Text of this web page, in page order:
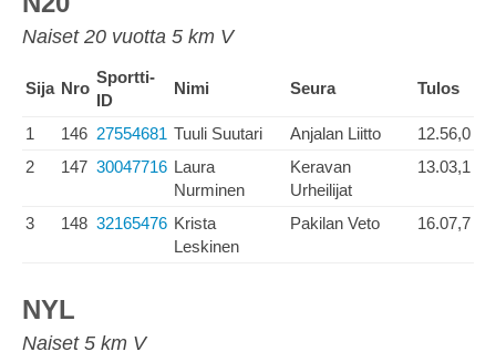
Naiset 20 vuotta 5 km V
Sija Nro
Sportti-
ID
Nimi Seura Tulos
1 146 27554681 Tuuli Suutari Anjalan Liitto
12.56,0
2
147 30047716 Laura
Nurminen
Keravan
Urheilijat
13.03,1
3 148 32165476 Krista
Leskinen
Pakilan Veto 16.07,7
NYL
Naiset 5 km V